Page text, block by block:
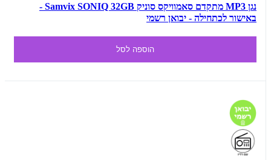
נגן MP3 מתקדם סאמוויקס סוניק Samvix SONIQ 32GB -
באישור לכתחילה - יבואן רשמי
הוספה לסל